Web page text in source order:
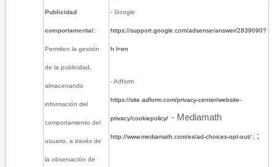
Publicidad
comportamental:
Permiten la gestión
de la publicidad,
almacenando
información del
comportamiento del
usuario, a través de
la observación de
- Google
https://support.google.com/adsense/answer/2839090?
hl=en
- Adform
https://site.adform.com/privacy-center/website-
privacy/cookiepolicy/ - Mediamath​
http://www.mediamath.com/es/ad-choices-opt-out/ ; ;